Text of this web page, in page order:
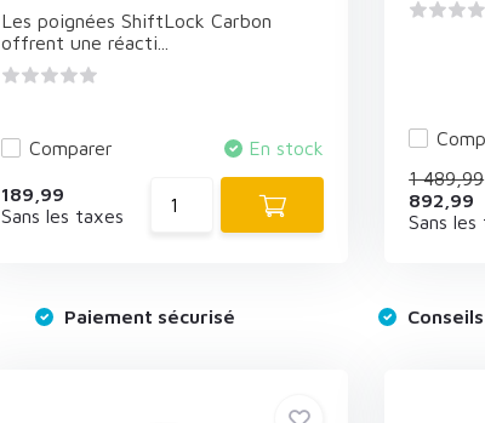
Les poignées ShiftLock Carbon
offrent une réacti...
Comparer En stock
189,99
Sans les taxes
1 489,99
892,99
Sans les
Paiement sécurisé